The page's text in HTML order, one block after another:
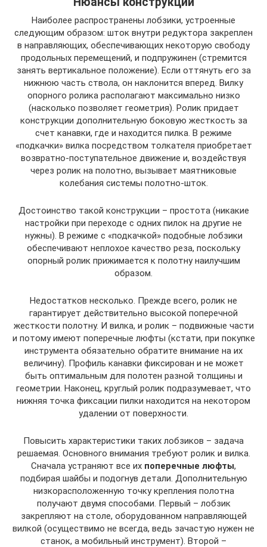
Наиболее распространены лобзики, устроенные
следующим образом: шток внутри редуктора закреплен
в направляющих, обеспечивающих некоторую свободу
продольных перемещений, и подпружинен (стремится
занять вертикальное положение). Если оттянуть его за
нижнюю часть ствола, он наклонится вперед. Вилку
опорного ролика располагают максимально низко
(насколько позволяет геометрия). Ролик придает
конструкции дополнительную боковую жесткость за
счет канавки, где и находится пилка. В режиме
«подкачки» вилка посредством толкателя приобретает
возвратно-поступательное движение и, воздействуя
через ролик на полотно, вызывает маятниковые
колебания системы полотно-шток.
Достоинство такой конструкции – простота (никакие
настройки при переходе с одних пилок на другие не
нужны). В режиме с «подкачкой» подобные лобзики
обеспечивают неплохое качество реза, поскольку
опорный ролик прижимается к полотну наилучшим
образом.
Недостатков несколько. Прежде всего, ролик не
гарантирует действительно высокой поперечной
жесткости полотну. И вилка, и ролик – подвижные части
и потому имеют поперечные люфты (кстати, при покупке
инструмента обязательно обратите внимание на их
величину). Профиль канавки фиксирован и не может
быть оптимальным для полотен разной толщины и
геометрии. Наконец, круглый ролик подразумевает, что
нижняя точка фиксации пилки находится на некотором
удалении от поверхности.
Повысить характеристики таких лобзиков – задача
решаемая. Основного внимания требуют ролик и вилка.
Сначала устраняют все их поперечные люфты,
подбирая шайбы и подогнув детали. Дополнительную
низкорасположенную точку крепления полотна
получают двумя способами. Первый – лобзик
закрепляют на столе, оборудованном направляющей
вилкой (осуществимо не всегда, ведь зачастую нужен не
станок, а мобильный инструмент). Второй –